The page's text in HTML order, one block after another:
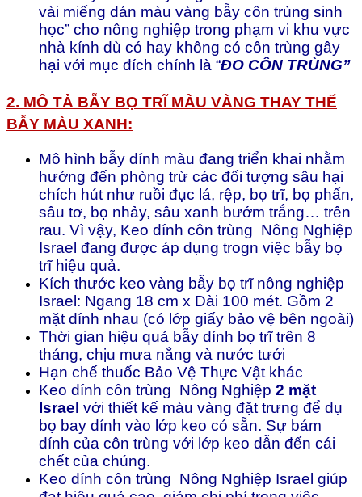
vài miếng dán màu vàng bẫy côn trùng sinh
học” cho nông nghiệp trong phạm vi khu vực
nhà kính dù có hay không có côn trùng gây
hại với mục đích chính là “ĐO CÔN TRÙNG”
2. MÔ TẢ BẪY BỌ TRĨ MÀU VÀNG THAY THẾ
BẪY MÀU XANH:
Mô hình bẫy dính màu đang triển khai nhằm
hướng đến phòng trừ các đối tượng sâu hại
chích hút như ruồi đục lá, rệp, bọ trĩ, bọ phấn,
sâu tơ, bọ nhảy, sâu xanh bướm trắng… trên
rau. Vì vậy, Keo dính côn trùng Nông Nghiệp
Israel đang được áp dụng trogn việc bẫy bọ
trĩ hiệu quả.
Kích thước keo vàng bẫy bọ trĩ nông nghiệp
Israel: Ngang 18 cm x Dài 100 mét. Gồm 2
mặt dính nhau (có lớp giấy bảo vệ bên ngoài)
Thời gian hiệu quả bẫy dính bọ trĩ trên 8
tháng, chịu mưa nắng và nước tưới
Hạn chế thuốc Bảo Vệ Thực Vật khác
Keo dính côn trùng Nông Nghiệp 2 mặt
Israel với thiết kế màu vàng đặt trưng để dụ
bọ bay dính vào lớp keo có sẵn. Sự bám
dính của côn trùng với lớp keo dẫn đến cái
chết của chúng.
Keo dính côn trùng Nông Nghiệp Israel giúp